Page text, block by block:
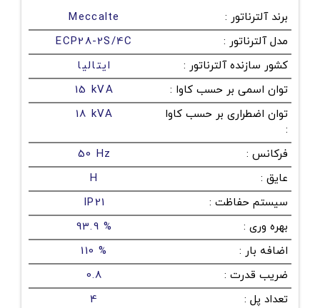
برند آلترناتور :
Meccalte
مدل آلترناتور :
ECP28-2S/4C
کشور سازنده آلترناتور :
ایتالیا
توان اسمی بر حسب کاوا :
15 kVA
توان اضطراری بر حسب کاوا
:
18 kVA
فرکانس :
50 Hz
عایق :
H
سیستم حفاظت :
IP21
بهره وری :
93.9 %
اضافه بار :
110 %
ضریب قدرت :
0.8
تعداد پل :
4